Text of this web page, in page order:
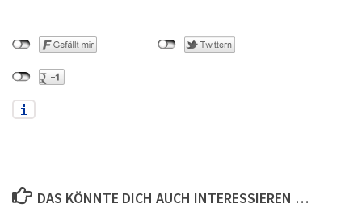
DAS KÖNNTE DICH AUCH INTERESSIEREN …